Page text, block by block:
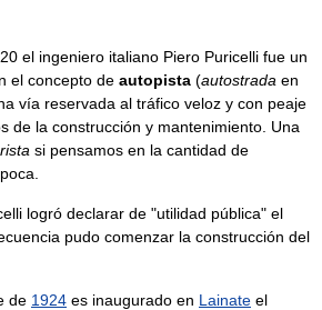
el ingeniero italiano Piero Puricelli fue un
el concepto de autopista (autostrada en
vía reservada al tráfico veloz y con peaje
de la construcción y mantenimiento. Una
si pensamos en la cantidad de
logró declarar de "utilidad pública" el
pudo comenzar la construcción del
de 1924 es inaugurado en Lainate el